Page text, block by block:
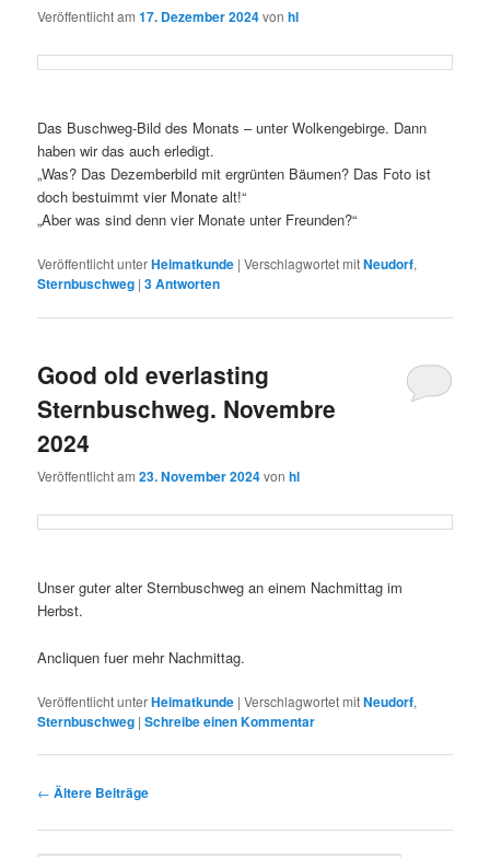
Veröffentlicht am17. Dezember 2024vonhl
Das Buschweg-Bild des Monats – unter Wolkengebirge. Dann
haben wir das auch erledigt.
„Was? Das Dezemberbild mit ergrünten Bäumen? Das Foto ist
doch bestuimmt vier Monate alt!“
„Aber was sind denn vier Monate unter Freunden?“
Veröffentlicht unterHeimatkunde |Verschlagwortet mitNeudorf,
Sternbuschweg |3Antworten
Good old everlasting
Sternbuschweg. Novembre
2024
Veröffentlicht am23. November 2024vonhl
Unser guter alter Sternbuschweg an einem Nachmittag im
Herbst.
Ancliquen fuer mehr Nachmittag.
Veröffentlicht unterHeimatkunde |Verschlagwortet mitNeudorf,
Sternbuschweg |Schreibe einen Kommentar
Beitragsnavigation
← Ältere Beiträge